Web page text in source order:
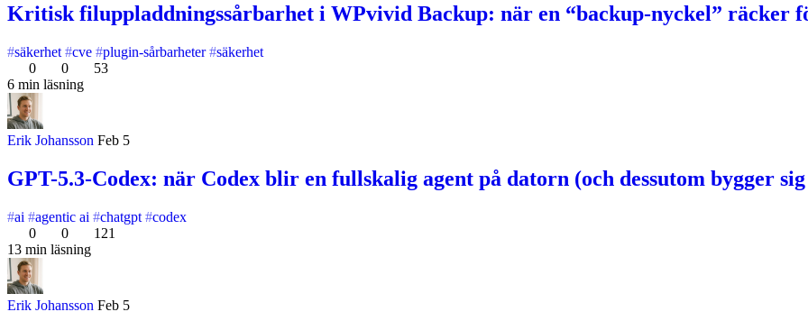
Kritisk filuppladdningssårbarhet i WPvivid Backup: när en “backup-nyckel” räcker
säkerhet cve plugin-sårbarheter
säkerhet
0
0
53
6 min läsning
Erik Johansson Feb 5
GPT-5.3-Codex: när Codex blir en fullskalig agent på datorn (och dessutom bygger
ai agentic ai chatgpt
codex
0
0
121
13 min läsning
Erik Johansson Feb 5